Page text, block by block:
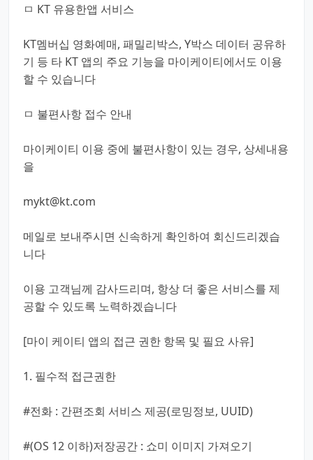
ㅁ KT 유용한앱 서비스
KT멤버십 영화예매, 패밀리박스, Y박스 데이터 공유하
기 등 타 KT 앱의 주요 기능을 마이케이티에서도 이용
할 수 있습니다
ㅁ 불편사항 접수 안내
마이케이티 이용 중에 불편사항이 있는 경우, 상세내용
을
mykt@kt.com
메일로 보내주시면 신속하게 확인하여 회신드리겠습
니다
이용 고객님께 감사드리며, 항상 더 좋은 서비스를 제
공할 수 있도록 노력하겠습니다
[마이 케이티 앱의 접근 권한 항목 및 필요 사유]
1. 필수적 접근권한
#전화 : 간편조회 서비스 제공(로밍정보, UUID)
#(OS 12 이하)저장공간 : 쇼미 이미지 가져오기